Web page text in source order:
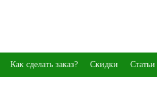
Как сделать заказ? Скидки Статьи